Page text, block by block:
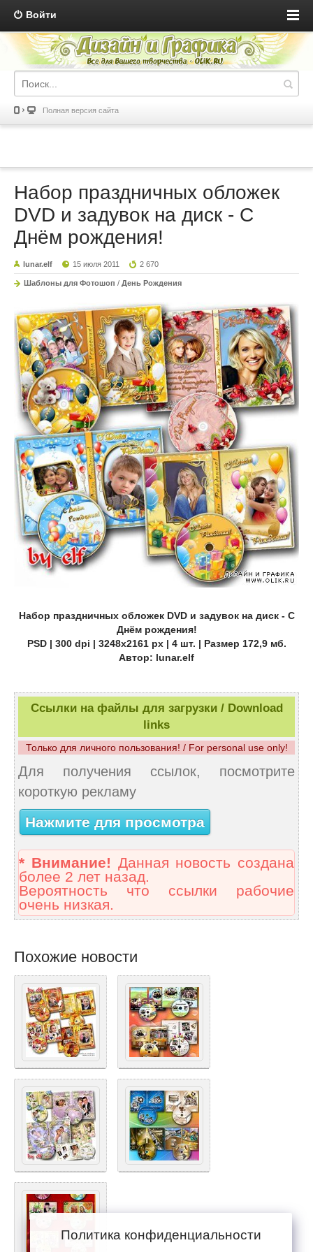
Войти
Полная версия сайта
Набор праздничных обложек
DVD и задувок на диск - С
Днём рождения!
lunar.elf 15 июля 2011 2 670
Шаблоны для Фотошоп / День Рождения
Набор праздничных обложек DVD и задувок на диск - С
Днём рождения!
PSD | 300 dpi | 3248x2161 px | 4 шт. | Размер 172,9 мб.
Автор: lunar.elf
Ссылки на файлы для загрузки / Download
links
Только для личного пользования! / For personal use only!
Для получения ссылок, посмотрите
короткую рекламу
Нажмите для просмотра
* Внимание! Данная новость создана
более 2 лет назад.
Вероятность что ссылки рабочие
очень низкая.
Похожие новости
Политика конфиденциальности